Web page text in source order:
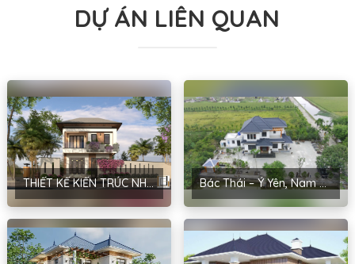
DỰ ÁN LIÊN QUAN
THIẾT KẾ KIẾN TRÚC NHÀ MÁI NHẬT PHONG CÁCH HIỆN ĐẠI TẠI HÀ NỘI – ANH MẠNH Bác Thái – Ý Yên, Nam Định